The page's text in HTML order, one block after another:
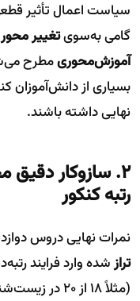
سیاست اعمال تأثیر
گامی به‌سویتغییر
آموزش‌محوریمطرح
بسیاری از دانش‌آموزان
نهایی داشته باشند.
۲. سازوکار دقیق
رتبه کنکور
نمرات نهایی دروس
ترازشده وارد فرایند
(مثلاً ۱۸ از